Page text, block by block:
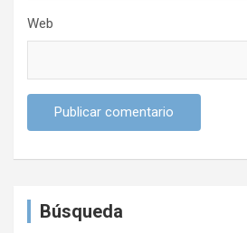
Web
Búsqueda